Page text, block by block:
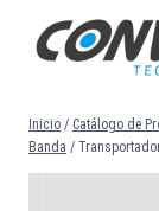
contenido
Inicio / Catálogo de
Banda /